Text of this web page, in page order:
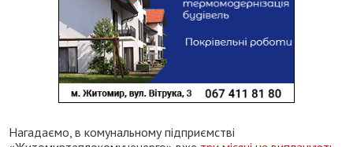
Нагадаємо, в комунальному підприємстві